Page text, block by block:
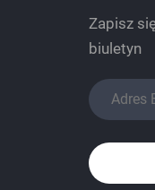
Zapisz
biuletyn